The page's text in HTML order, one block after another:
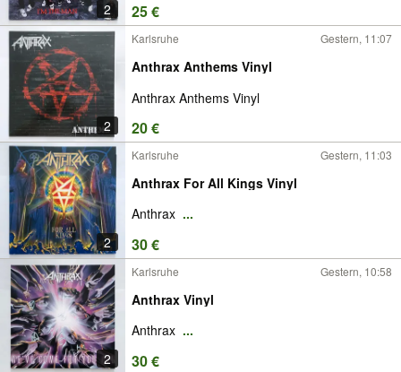
2 25 €
2
Karlsruhe Gestern, 11:07
Anthrax Anthems Vinyl
Anthrax Anthems Vinyl
20 €
2
Karlsruhe Gestern, 11:03
Anthrax For All Kings Vinyl
Anthrax ...
30 €
2
Karlsruhe Gestern, 10:58
Anthrax Vinyl
Anthrax ...
30 €